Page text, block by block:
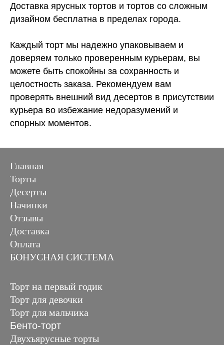
Доставка ярусных тортов и тортов со сложным
дизайном бесплатна в пределах города.
Каждый торт мы надежно упаковываем и
доверяем только проверенным курьерам, вы
можете быть спокойны за сохранность и
целостность заказа. Рекомендуем вам
проверять внешний вид десертов в присутствии
курьера во избежание недоразумений и
спорных моментов.
Главная
Торты
Десерты
Начинки
Отзывы
Доставка
Оплата
БОНУСНАЯ СИСТЕМА
Торт на первый годик
Торт для девочки
Торт для мальчика
Бенто-торт
Двухъярусные торты